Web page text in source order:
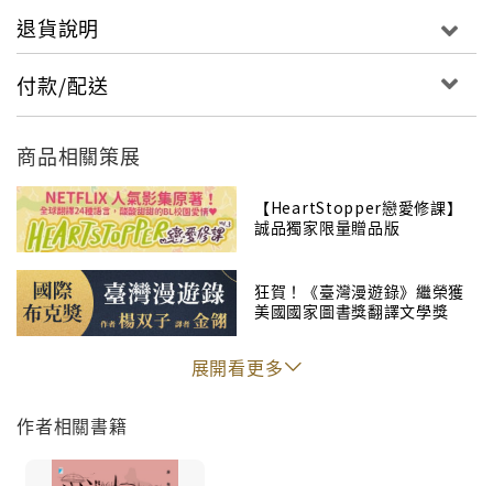
織；寫都市生活的無助與空虛；她寫她自己；她寫的，
也是生活，最真實的模樣。
她是坐在女友外公追思禮拜上的纖細女生，想要以微小
力量撼動異性戀體制。
她是躺在租屋處地板竹蓆上的絕望靈魂，看著天花板的
風扇轉成一個渾濁的圓圈。
她是公車上的乘客，手心緊捏著硬幣而攥出了汗。
弟的名字，而她不存在。
退貨說明
付款/配送
商品相關策展
【HeartStopper戀愛修課】
誠品獨家限量贈品版
狂賀！《臺灣漫遊錄》繼榮獲
美國國家圖書獎翻譯文學獎
展開看更多
作者相關書籍